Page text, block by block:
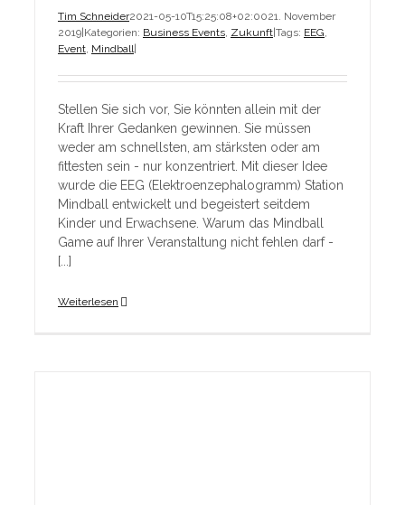
Tim Schneider2021-05-10T15:25:08+02:0021. November
2019 Kategorien: Business Events, Zukunft Tags: EEG,
Event, Mindball|
Stellen Sie sich vor, Sie könnten allein mit der
Kraft Ihrer Gedanken gewinnen. Sie müssen
weder am schnellsten, am stärksten oder am
fittesten sein - nur konzentriert. Mit dieser Idee
wurde die EEG (Elektroenzephalogramm) Station
Mindball entwickelt und begeistert seitdem
Kinder und Erwachsene. Warum das Mindball
Game auf Ihrer Veranstaltung nicht fehlen darf -
[...]
Weiterlesen